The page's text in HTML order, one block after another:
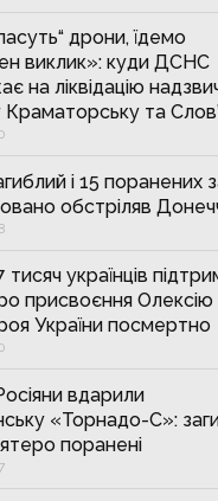
дрони, їдемо
виклик»: куди ДСНС
на ліквідацію
Краматорську та
і 15 поранених
обстріляв
українців
присвоєння
України посмертно
вдарили
«Торнадо-С»:
поранені